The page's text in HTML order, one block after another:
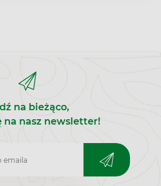
na bieżąco,
na nasz newsletter!